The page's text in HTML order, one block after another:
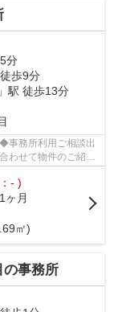
分
徒歩9分
」駅 徒歩13分
事務所利用ご相談出
わせて物件のご紹介
- )
1ヶ月
㎡)
の事務所